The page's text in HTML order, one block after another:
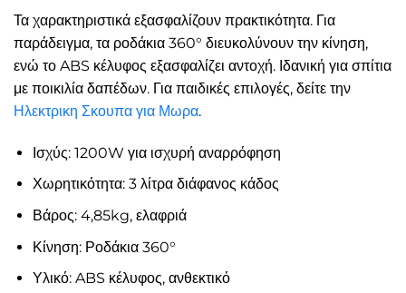
Τα χαρακτηριστικά εξασφαλίζουν πρακτικότητα. Για
παράδειγμα, τα ροδάκια 360° διευκολύνουν την κίνηση,
ενώ το ABS κέλυφος εξασφαλίζει αντοχή. Ιδανική για σπίτια
με ποικιλία δαπέδων. Για παιδικές επιλογές, δείτε την
Ηλεκτρικη Σκουπα για Μωρα.
Ισχύς: 1200W για ισχυρή αναρρόφηση
Χωρητικότητα: 3 λίτρα διάφανος κάδος
Βάρος: 4,85kg, ελαφριά
Κίνηση: Ροδάκια 360°
Υλικό: ABS κέλυφος, ανθεκτικό